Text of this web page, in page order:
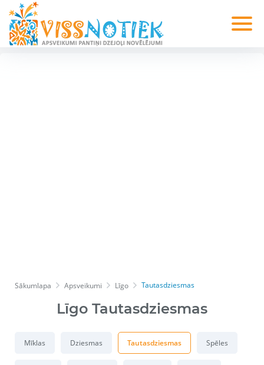
Sākumlapa Apsveikumi Līgo Tautasdziesmas
Līgo Tautasdziesmas
Mīklas Dziesmas Tautasdziesmas Spēles